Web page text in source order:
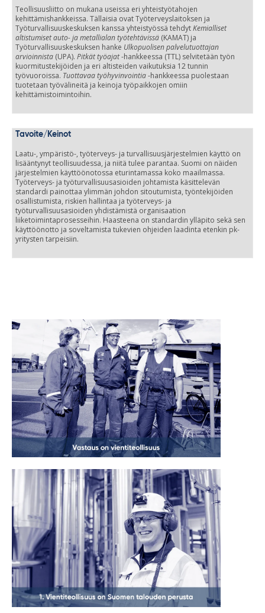
Teollisuusliitto on mukana useissa eri yhteistyötahojen
kehittämishankkeissa. Tällaisia ovat Työterveyslaitoksen ja
Työturvallisuuskeskuksen kanssa yhteistyössä tehdytKemialliset
altistumiset auto- ja metallialan työtehtävissä (KAMAT) ja
Työturvallisuuskeskuksen hanke Ulkopuolisen palvelutuottajan
arvioinnista (UPA). Pitkät työajat-hankkeessa (TTL) selvitetään työn
kuormitustekijöiden ja eri altisteiden vaikutuksia 12 tunnin
työvuoroissa. Tuottavaa työhyvinvointia-hankkeessa puolestaan
tuotetaan työvälineitä ja keinoja työpaikkojen omiin
kehittämistoimintoihin.
Tavoite/Keinot
Laatu-, ympäristö-, työterveys- ja turvallisuusjärjestelmien käyttö on
lisääntynyt teollisuudessa, ja niitä tulee parantaa. Suomi on näiden
järjestelmien käyttöönotossa eturintamassa koko maailmassa.
Työterveys- ja työturvallisuusasioiden johtamista käsittelevän
standardi painottaa ylimmän johdon sitoutumista, työntekijöiden
osallistumista, riskien hallintaa ja työterveys- ja
työturvallisuusasioiden yhdistämistä organisaation
liiketoimintaprosesseihin. Haasteena on standardin ylläpito sekä sen
käyttöönotto ja soveltamista tukevien ohjeiden laadinta etenkin pk-
yritysten tarpeisiin.